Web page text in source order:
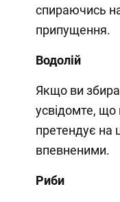
спираючись
припущення.
Водолій
Якщо ви
усвідомте,
претендує на
впевненими.
Риби